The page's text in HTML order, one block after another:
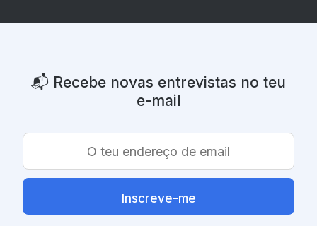
📬️ Recebe novas entrevistas no teu
e-mail
Inscreve-me